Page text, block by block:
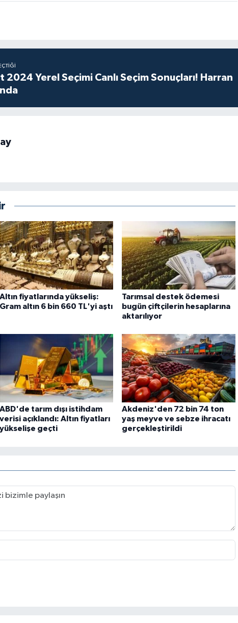
2024 Yerel Seçimi Canlı Seçim Sonuçları! Harran
Altın fiyatlarında yükseliş:
Gram altın 6 bin 660 TL'yi aştı
Tarımsal destek ödemesi
bugün çiftçilerin hesaplarına
aktarılıyor
ABD'de tarım dışı istihdam
verisi açıklandı: Altın fiyatları
yükselişe geçti
Akdeniz'den 72 bin 74 ton
yaş meyve ve sebze ihracatı
gerçekleştirildi